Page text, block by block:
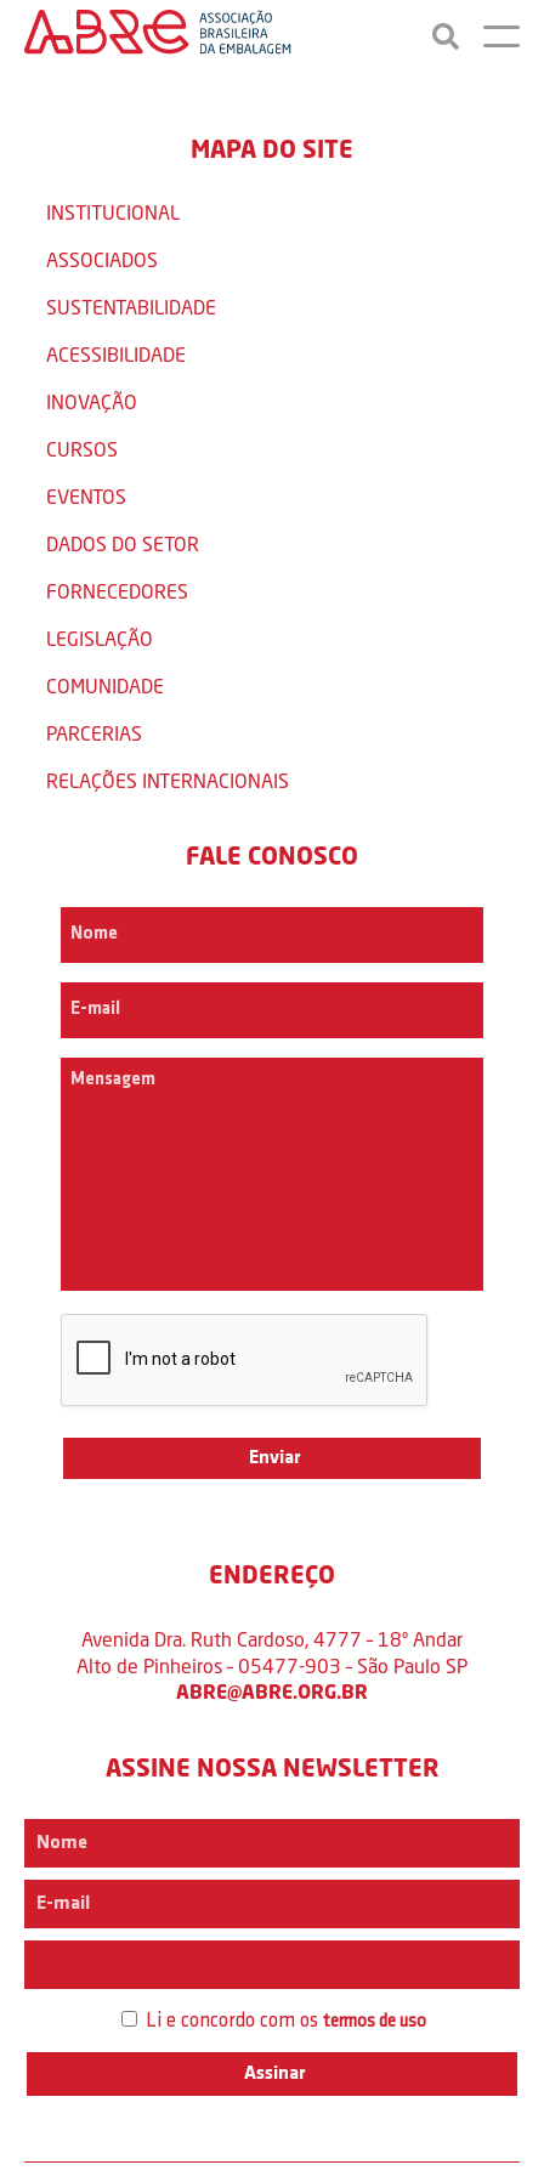
MAPA DO SITE
INSTITUCIONAL
ASSOCIADOS
SUSTENTABILIDADE
ACESSIBILIDADE
INOVAÇÃO
CURSOS
EVENTOS
DADOS DO SETOR
FORNECEDORES
LEGISLAÇÃO
COMUNIDADE
PARCERIAS
RELAÇÕES INTERNACIONAIS
FALE CONOSCO
ENDEREÇO
Avenida Dra. Ruth Cardoso, 4777 – 18º Andar
Alto de Pinheiros – 05477-903 – São Paulo SP
ABRE@ABRE.ORG.BR
ASSINE NOSSA NEWSLETTER
Li e concordo com os termos de uso